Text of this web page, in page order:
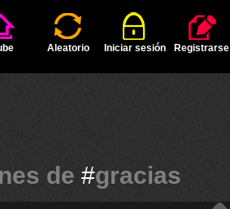
Aleatorio Iniciar sesión Registrarse
de #gracias